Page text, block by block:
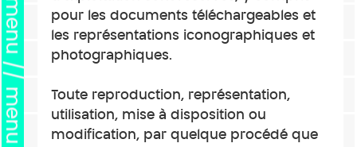
pour les documents téléchargeables et
les représentations iconographiques et
photographiques.
Toute reproduction, représentation,
utilisation, mise à disposition ou
modification, par quelque procédé que